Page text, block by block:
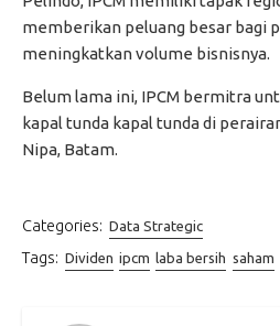
memberikan peluang besar bagi
meningkatkan volume bisnisnya.
Belum lama ini, IPCM bermitra
kapal tunda kapal tunda di
Nipa, Batam.
Categories: Data Strategic
Tags: Dividen ipcm laba bersih saham